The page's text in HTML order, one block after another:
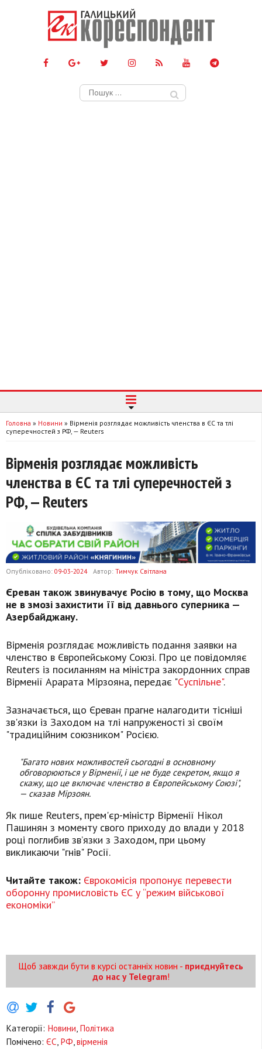
Пошук:
Головна » Новини » Вірменія розглядає можливість членства в ЄС та тлі
суперечностей з РФ, — Reuters
Вірменія розглядає можливість
членства в ЄС та тлі суперечностей з
РФ, — Reuters
Опубліковано: 09-03-2024 Автор: Тимчук Світлана
Єреван також звинувачує Росію в тому, що Москва
не в змозі захистити її від давнього суперника —
Азербайджану.
Вірменія розглядає можливість подання заявки на
членство в Європейському Союзі. Про це повідомляє
Reuters із посиланням на міністра закордонних справ
Вірменії Арарата Мірзояна, передає "Суспільне".
Зазначається, що Єреван прагне налагодити тісніші
зв'язки із Заходом на тлі напруженості зі своїм
"традиційним союзником" Росією.
"Багато нових можливостей сьогодні в основному
обговорюються у Вірменії, і це не буде секретом, якщо я
скажу, що це включає членство в Європейському Союзі",
— сказав Мірзоян.
Як пише Reuters, прем'єр-міністр Вірменії Нікол
Пашинян з моменту свого приходу до влади у 2018
році поглибив звʼязки з Заходом, при цьому
викликаючи "гнів" Росії.
Читайте також: Єврокомісія пропонує перевести
оборонну промисловість ЄС у “режим військової
економіки”
Щоб завжди бути в курсі останніх новин - приєднуйтесь
до нас у Telegram!
Категорії: Новини Політика
Помічено: ЄС РФ вірменія